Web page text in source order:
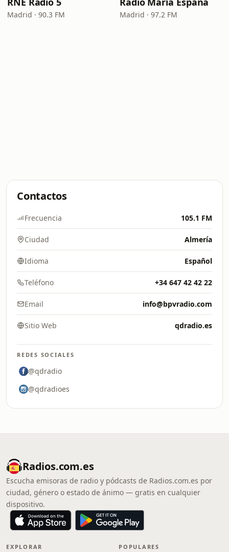
Madrid · 90.3 FM Madrid · 97.2 FM
Contactos
Frecuencia 105.1 FM
Ciudad Almería
Idioma Español
Teléfono +34 647 42 42 22
Email info@bpvradio.com
Sitio Web qdradio.es
REDES SOCIALES
@qdradio
@qdradioes
Radios.com.es
Escucha emisoras de radio y pódcasts de Radios.com.es por
ciudad, género o estado de ánimo — gratis en cualquier
dispositivo.
EXPLORAR POPULARES